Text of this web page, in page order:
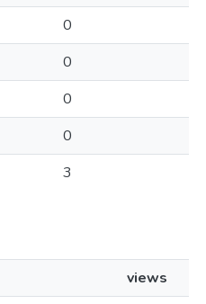
0
0
0
0
3
views